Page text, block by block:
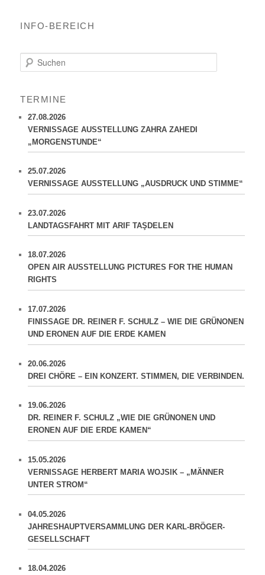
INFO-BEREICH
u
e
n
TERMINE
27.08.2026
VERNISSAGE AUSSTELLUNG ZAHRA ZAHEDI
„MORGENSTUNDE“
25.07.2026
VERNISSAGE AUSSTELLUNG „AUSDRUCK UND STIMME“
23.07.2026
LANDTAGSFAHRT MIT ARIF TAŞDELEN
18.07.2026
OPEN AIR AUSSTELLUNG PICTURES FOR THE HUMAN
RIGHTS
17.07.2026
FINISSAGE DR. REINER F. SCHULZ – WIE DIE GRÜNONEN
UND ERONEN AUF DIE ERDE KAMEN
20.06.2026
DREI CHÖRE – EIN KONZERT. STIMMEN, DIE VERBINDEN.
19.06.2026
DR. REINER F. SCHULZ „WIE DIE GRÜNONEN UND
ERONEN AUF DIE ERDE KAMEN“
15.05.2026
VERNISSAGE HERBERT MARIA WOJSIK – „MÄNNER
UNTER STROM“
04.05.2026
JAHRESHAUPTVERSAMMLUNG DER KARL-BRÖGER-
GESELLSCHAFT
18.04.2026